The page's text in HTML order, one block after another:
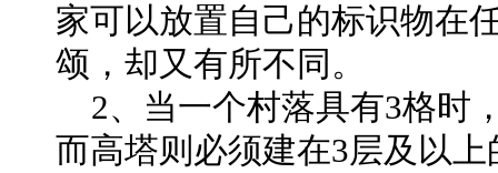
家可以放置自己的标识物在
颂，却又有所不同。
2、当一个村落具有3格时
而高塔则必须建在3层及以